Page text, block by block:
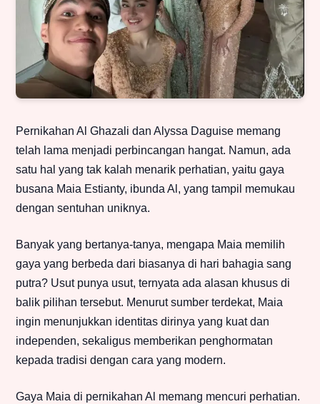
Pernikahan Al Ghazali dan Alyssa Daguise memang
telah lama menjadi perbincangan hangat. Namun, ada
satu hal yang tak kalah menarik perhatian, yaitu gaya
busana Maia Estianty, ibunda Al, yang tampil memukau
dengan sentuhan uniknya.
Banyak yang bertanya-tanya, mengapa Maia memilih
gaya yang berbeda dari biasanya di hari bahagia sang
putra? Usut punya usut, ternyata ada alasan khusus di
balik pilihan tersebut. Menurut sumber terdekat, Maia
ingin menunjukkan identitas dirinya yang kuat dan
independen, sekaligus memberikan penghormatan
kepada tradisi dengan cara yang modern.
Gaya Maia di pernikahan Al memang mencuri perhatian.